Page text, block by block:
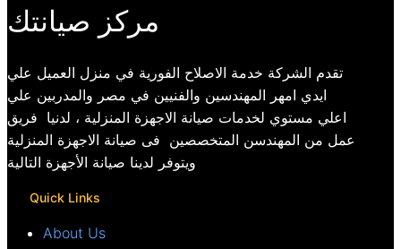
مركز صيانتك
تقدم الشركة خدمة الاصلاح الفورية في منزل العميل علي
ايدي امهر المهندسين والفنيين في مصر والمدربين علي
اعلي مستوي لخدمات صيانة الاجهزة المنزلية ، لدنيا فريق
عمل من المهندسن المتخصصين فى صيانة الاجهزة المنزلية
ويتوفر لدينا صيانة الأجهزة التالية
Quick Links
About Us